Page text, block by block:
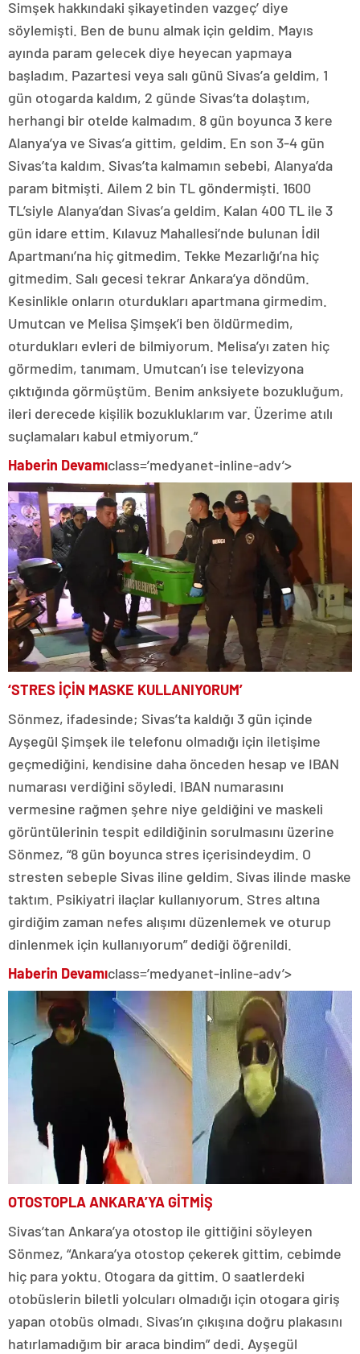
Simşek hakkındaki şikayetinden vazgeç’ diye
söylemişti. Ben de bunu almak için geldim. Mayıs
ayında param gelecek diye heyecan yapmaya
başladım. Pazartesi veya salı günü Sivas’a geldim, 1
gün otogarda kaldım, 2 günde Sivas’ta dolaştım,
herhangi bir otelde kalmadım. 8 gün boyunca 3 kere
Alanya’ya ve Sivas’a gittim, geldim. En son 3-4 gün
Sivas’ta kaldım. Sivas’ta kalmamın sebebi, Alanya’da
param bitmişti. Ailem 2 bin TL göndermişti. 1600
TL’siyle Alanya’dan Sivas’a geldim. Kalan 400 TL ile 3
gün idare ettim. Kılavuz Mahallesi’nde bulunan İdil
Apartmanı’na hiç gitmedim. Tekke Mezarlığı’na hiç
gitmedim. Salı gecesi tekrar Ankara’ya döndüm.
Kesinlikle onların oturdukları apartmana girmedim.
Umutcan ve Melisa Şimşek’i ben öldürmedim,
oturdukları evleri de bilmiyorum. Melisa’yı zaten hiç
görmedim, tanımam. Umutcan’ı ise televizyona
çıktığında görmüştüm. Benim anksiyete bozukluğum,
ileri derecede kişilik bozukluklarım var. Üzerime atılı
suçlamaları kabul etmiyorum.”
Haberin Devamıclass=’medyanet-inline-adv’>
‘STRES İÇİN MASKE KULLANIYORUM’
Sönmez, ifadesinde; Sivas’ta kaldığı 3 gün içinde
Ayşegül Şimşek ile telefonu olmadığı için iletişime
geçmediğini, kendisine daha önceden hesap ve IBAN
numarası verdiğini söyledi. IBAN numarasını
vermesine rağmen şehre niye geldiğini ve maskeli
görüntülerinin tespit edildiğinin sorulmasını üzerine
Sönmez, “8 gün boyunca stres içerisindeydim. O
stresten sebeple Sivas iline geldim. Sivas ilinde maske
taktım. Psikiyatri ilaçlar kullanıyorum. Stres altına
girdiğim zaman nefes alışımı düzenlemek ve oturup
dinlenmek için kullanıyorum” dediği öğrenildi.
Haberin Devamıclass=’medyanet-inline-adv’>
OTOSTOPLA ANKARA’YA GİTMİŞ
Sivas’tan Ankara’ya otostop ile gittiğini söyleyen
Sönmez, “Ankara’ya otostop çekerek gittim, cebimde
hiç para yoktu. Otogara da gittim. O saatlerdeki
otobüslerin biletli yolcuları olmadığı için otogara giriş
yapan otobüs olmadı. Sivas’ın çıkışına doğru plakasını
hatırlamadığım bir araca bindim” dedi. Ayşegül